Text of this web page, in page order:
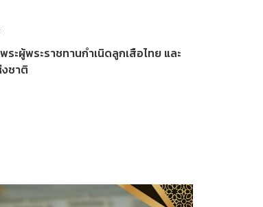
ผู้พระราชทานกำเนิดลูกเสือไทย และ
ชาติ